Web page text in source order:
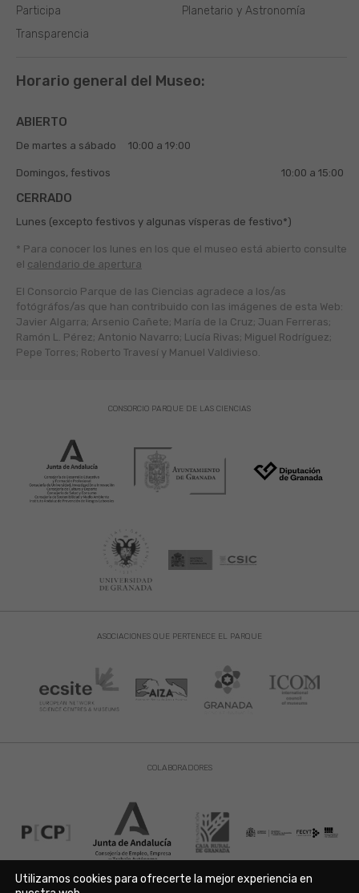
Planetario y Astronomía
Participa
Transparencia
Horario general del Museo:
ABIERTO
De martes a sábado 10:00 a 19:00
Domingos, festivos 10:00 a 15:00
CERRADO
Lunes (excepto festivos y algunas vísperas de festivo*)
* Para conocer los lunes en los que el museo está abierto consulte
el calendario de apertura
El Consorcio Parque de las Ciencias agradece a los/as
fotógráfos/as que han contribuido con las imágenes de esta Web:
Javier Algarra; Arsenio Cañete; María de la Cruz; Juan Ferreras;
Ramón L. Pérez; Antonio Navarro; Lucía Rivas; Miguel Rodríguez;
Pepe Torres; Roberto Travesí y Manuel Valdivieso.
ASOCIACIONES QUE PERTENECE EL PARQUE
CONSORCIO PARQUE DE LAS CIENCIAS
COLABORADORES
Utilizamos cookies para ofrecerte la mejor experiencia en